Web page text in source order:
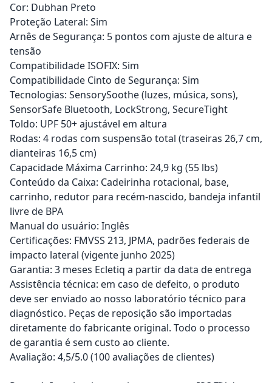
Cor: Dubhan Preto
Proteção Lateral: Sim
Arnês de Segurança: 5 pontos com ajuste de altura e
tensão
Compatibilidade ISOFIX: Sim
Compatibilidade Cinto de Segurança: Sim
Tecnologias: SensorySoothe (luzes, música, sons),
SensorSafe Bluetooth, LockStrong, SecureTight
Toldo: UPF 50+ ajustável em altura
Rodas: 4 rodas com suspensão total (traseiras 26,7 cm,
dianteiras 16,5 cm)
Capacidade Máxima Carrinho: 24,9 kg (55 lbs)
Conteúdo da Caixa: Cadeirinha rotacional, base,
carrinho, redutor para recém-nascido, bandeja infantil
livre de BPA
Manual do usuário: Inglês
Certificações: FMVSS 213, JPMA, padrões federais de
impacto lateral (vigente junho 2025)
Garantia: 3 meses Ecletiq a partir da data de entrega
Assistência técnica: em caso de defeito, o produto
deve ser enviado ao nosso laboratório técnico para
diagnóstico. Peças de reposição são importadas
diretamente do fabricante original. Todo o processo
de garantia é sem custo ao cliente.
Avaliação: 4,5/5.0 (100 avaliações de clientes)